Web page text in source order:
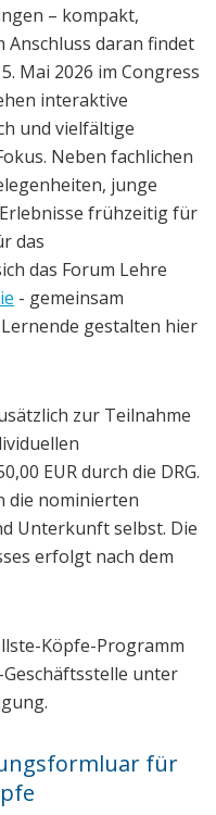
– kompakt,
daran findet
Mai 2026 im Congress
interaktive
und vielfältige
Neben fachlichen
junge
frühzeitig für
das
das Forum Lehre
- gemeinsam
gestalten hier
zur Teilnahme
EUR durch die DRG.
die nominierten
Unterkunft selbst. Die
erfolgt nach dem
Köpfe-Programm
unter
für